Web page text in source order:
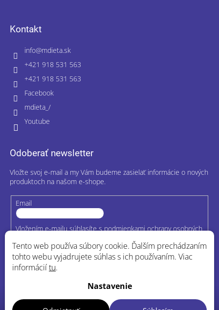
Tento web používa súbory cookie. Ďalším prechádzaním
tohto webu vyjadrujete súhlas s ich používaním. Viac
informáciítu.
Nastavenie
Kontakt
info@mdieta.sk
+421 918 531 563
+421 918 531 563
Facebook
mdieta_/
Youtube
Odoberať newsletter
Vložte svoj e-mail a my Vám budeme zasielať informácie o nových
produktoch na našom e-shope.
Email
Vložením e-mailu súhlasíte spodmienkami ochrany osobných
Prihlásiť
sa